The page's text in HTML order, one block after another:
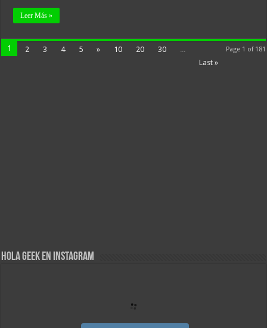
Leer Más »
Page 1 of 181
1 2 3 4 5 » 10 20 30
...
Last »
Hola Geek en Instagram